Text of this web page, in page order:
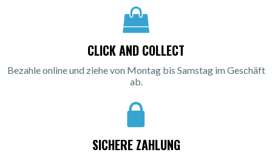
CLICK AND COLLECT
Bezahle online und ziehe von Montag bis Samstag im Geschäft
ab.
SICHERE ZAHLUNG